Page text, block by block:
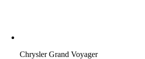
Chrysler Grand Voyager